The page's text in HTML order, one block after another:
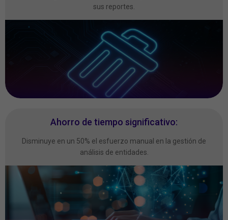
sus reportes.
Ahorro de tiempo significativo:
Disminuye en un 50% el esfuerzo manual en la gestión de
análisis de entidades.